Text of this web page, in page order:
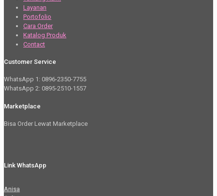
Layanan
Portofolio
Cara Order
Katalog Produk
Contact
Customer Service
WhatsApp 1: 0896-2350-7755
WhatsApp 2: 0895-2510-1557
Marketplace
Bisa Order Lewat Marketplace
Link WhatsApp
Anisa